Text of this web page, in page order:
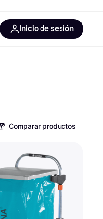
Inicio de sesión
Comparar productos